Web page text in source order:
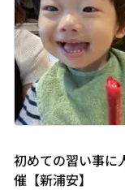
初めての習い事に
催【新浦安】